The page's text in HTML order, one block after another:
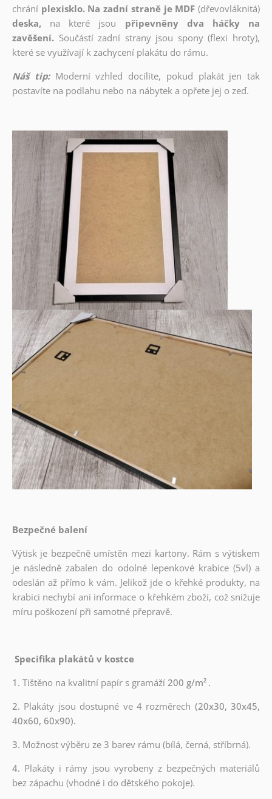
chrání plexisklo. Na zadní straně je MDF (dřevovláknitá)
deska,
na které jsou
připevněny dva háčky na
zavěšení. Součástí zadní strany jsou spony (flexi hroty),
které se využívají k zachycení plakátu do rámu.
Náš tip: Moderní vzhled docílíte, pokud plakát jen tak
postavíte na podlahu nebo na nábytek a opřete jej o zeď.
Bezpečné balení
Výtisk je bezpečně umístěn mezi kartony. Rám s výtiskem
je následně zabalen do odolné lepenkové krabice (5vl) a
odeslán až přímo k vám. Jelikož jde o křehké produkty, na
krabici nechybí ani informace o křehkém zboží, což snižuje
míru poškození při samotné přepravě.
Specifika plakátů v kostce
1. Tištěno na kvalitní papír s gramáží200 g/m² .
2. Plakáty jsou dostupné ve 4 rozměrech (20x30, 30x45,
40x60, 60x90).
3. Možnost výběru ze 3 barev rámu (bílá, černá, stříbrná).
4. Plakáty i rámy jsou vyrobeny z bezpečných materiálů
bez zápachu (vhodné i do dětského pokoje).